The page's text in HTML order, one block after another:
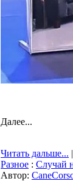
Далее...
Читать дальше...
Разное : Случай
Автор: